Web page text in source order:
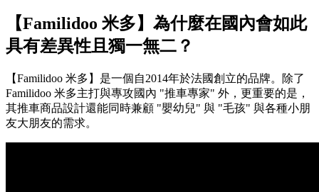
【Familidoo 米多】為什麼在國內會如此
具有差異性且獨一無二？
【Familidoo 米多】是一個自2014年於法國創立的品牌。除了
Familidoo 米多主打與專攻國內 "推車專家" 外，更重要的是，
其推車商品設計還能同時兼顧 "嬰幼兒" 與 "毛孩" 與各種小朋
友大朋友的需求。